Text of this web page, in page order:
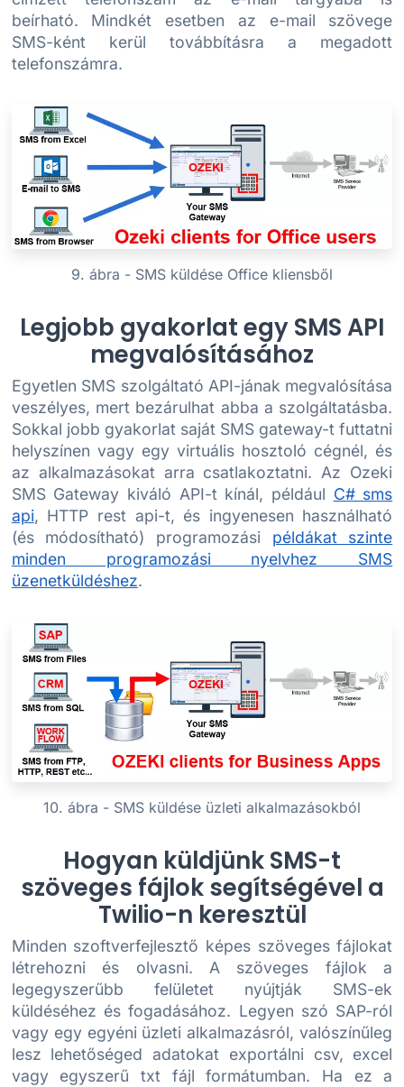
beírható. Mindkét esetben az e-mail szövege
SMS-ként kerül továbbításra a megadott
telefonszámra.
9. ábra - SMS küldése Office kliensből
Legjobb gyakorlat egy SMS API
megvalósításához
Egyetlen SMS szolgáltató API-jának megvalósítása
veszélyes, mert bezárulhat abba a szolgáltatásba.
Sokkal jobb gyakorlat saját SMS gateway-t futtatni
helyszínen vagy egy virtuális hosztoló cégnél, és
az alkalmazásokat arra csatlakoztatni. Az Ozeki
SMS Gateway kiváló API-t kínál, például C# sms
api, HTTP rest api-t, és ingyenesen használható
(és módosítható) programozási példákat szinte
minden programozási nyelvhez SMS
üzenetküldéshez.
10. ábra - SMS küldése üzleti alkalmazásokból
Hogyan küldjünk SMS-t
szöveges fájlok segítségével a
Twilio-n keresztül
Minden szoftverfejlesztő képes szöveges fájlokat
létrehozni és olvasni. A szöveges fájlok a
legegyszerűbb felületet nyújtják SMS-ek
küldéséhez és fogadásához. Legyen szó SAP-ról
vagy egy egyéni üzleti alkalmazásról, valószínűleg
lesz lehetőséged adatokat exportálni csv, excel
vagy egyszerű txt fájl formátumban. Ha ez a